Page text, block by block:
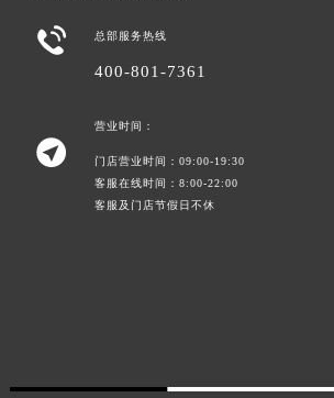
 总部服务热线
400-801-7361

营业时间：
门店营业时间：09:00-19:30
客服在线时间：8:00-22:00
客服及门店节假日不休